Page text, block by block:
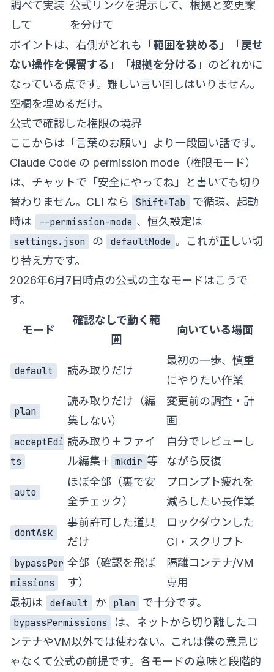
調べて実装
して
公式リンクを提示して、根拠と変更案
を分けて
ポイントは、右側がどれも「 範囲を狭める 」「 戻せ
ない操作を保留する 」「 根拠を分ける 」のどれかに
なっている点です。難しい言い回しはいりません。
空欄を埋めるだけ。
公式で確認した権限の境界
ここからは「言葉のお願い」より一段固い話です。
Claude Code の permission mode（権限モード）
は、チャットで「安全にやってね」と書いても切り
替わりません。CLI なら
Shift+Tab
で循環、起動
時は
--permission-mode 、恒久設定は
settings.json
の defaultMode 。これが正しい切
り替え方です。
2026年6月7日時点の公式の主なモードはこうで
す。
モード
確認なしで動く範
囲
向いている場面
default 読み取りだけ
最初の一歩、慎重
にやりたい作業
plan
読み取りだけ（編
集しない）
変更前の調査・計
画
acceptEdi
ts
読み取り＋ファイ
ル編集＋ mkdir 等
自分でレビューし
ながら反復
auto
ほぼ全部（裏で安
全チェック）
プロンプト疲れを
減らしたい長作業
dontAsk
事前許可した道具
だけ
ロックダウンした
CI・スクリプト
bypassPer
missions
全部（確認を飛ば
す）
隔離コンテナ/VM
専用
最初は
default か plan
で十分です。
bypassPermissions
は、ネットから切り離したコ
ンテナやVM以外では使わない。これは僕の意見じ
ゃなくて公式の前提です。各モードの意味と段階的